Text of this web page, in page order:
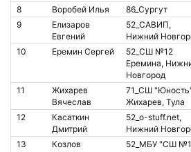
8 Воробей Илья 86_Сургут
9
Елизаров
Евгений
52_САВИП,
Нижний
10 Еремин Сергей
52_СШ №12
Еремина,
Новгород
11
Жихарев
Вячеслав
71_СШ
Жихарев, Тула
12
Касаткин
Дмитрий
52_o-stuff.net,
Нижний
13
Козлов
52_МБУ "СШ